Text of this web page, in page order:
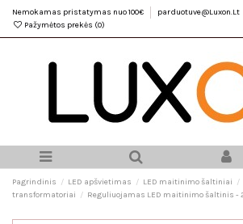
Nemokamas pristatymas nuo 100€ parduotuve@Luxon.Lt
Pažymėtos prekės (0)
Pagrindinis LED apšvietimas LED maitinimo šaltiniai
transformatoriai
Reguliuojamas LED maitinimo šaltinis -